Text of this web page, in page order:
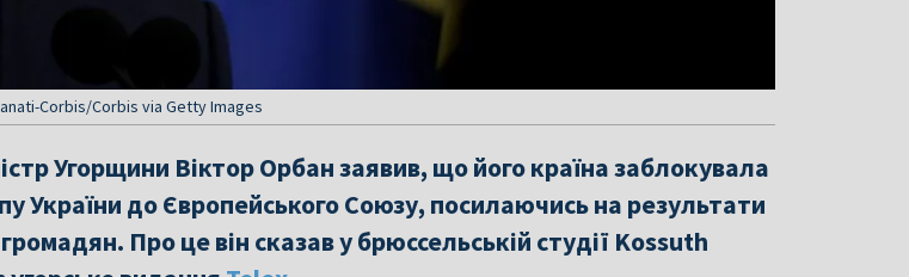
Corbis/Corbis via Getty Images
Угорщини Віктор Орбан заявив, що його країна заблокувала
України до Європейського Союзу, посилаючись на результати
Про це він сказав у брюссельській студії Kossuth